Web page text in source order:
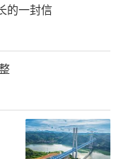
的一封信